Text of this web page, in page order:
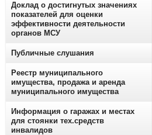
Доклад о достигнутых значениях
показателей для оценки
эффективности деятельности
органов МСУ
Публичные слушания
Реестр муниципального
имущества, продажа и аренда
муниципального имущества
Информация о гаражах и местах
для стоянки тех.средств
инвалидов